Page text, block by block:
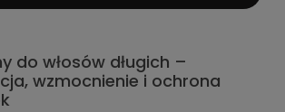
do włosów długich –
wzmocnienie i ochrona